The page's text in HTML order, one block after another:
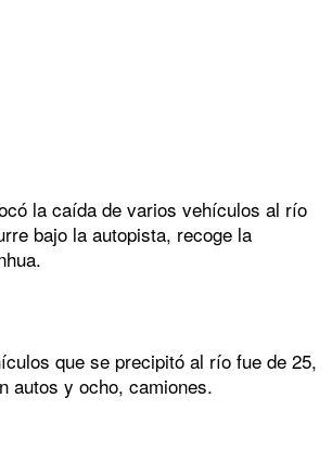
la caída de varios vehículos al río
bajo la autopista, recoge la
que se precipitó al río fue de 25,
autos y ocho, camiones.